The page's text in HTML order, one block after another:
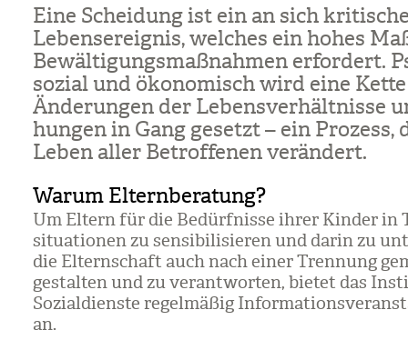
Eine Schei­dung ist ein an sich
Lebens­er­eig­nis, wel­ches ein hohes
Bewäl­ti­gungs­maß­nah­men erfor­dert.
sozial und öko­no­misch wird eine
Ände­run­gen der Lebens­ver­hält­nisse
hun­gen in Gang gesetzt – ein Pro­zess,
Leben aller Betrof­fe­nen ver­än­dert.
Warum Elternberatung?
Um Eltern für die Bedürf­nisse ihrer Kin­der in
si­tua­tio­nen zu sen­si­bi­li­sie­ren und darin zu
die Eltern­schaft auch nach einer Tren­nung
gestal­ten und zu ver­ant­wor­ten, bie­tet das
Sozi­al­dienste regel­mä­ßig
an.